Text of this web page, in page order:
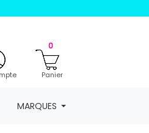
0
Panier
MARQUES